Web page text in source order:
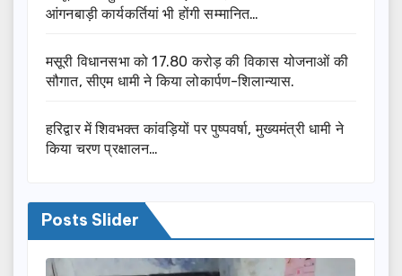
आंगनबाड़ी कार्यकर्तियां भी होंगी सम्मानित…
मसूरी विधानसभा को 17.80 करोड़ की विकास योजनाओं की
सौगात, सीएम धामी ने किया लोकार्पण-शिलान्यास.
हरिद्वार में शिवभक्त कांवड़ियों पर पुष्पवर्षा, मुख्यमंत्री धामी ने
किया चरण प्रक्षालन…
Posts Slider